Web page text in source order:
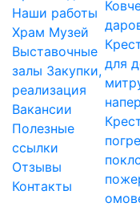
Наши работы
Храм Музей
Выставочные
залы Закупки,
реализация
Вакансии
Полезные
ссылки
Отзывы
Контакты
для